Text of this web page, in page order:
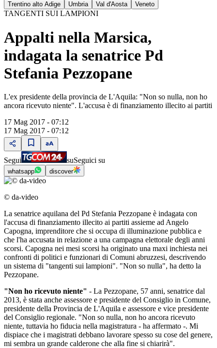
Trentino alto Adige
Umbria Val d'Aosta Veneto
TANGENTI SUI LAMPIONI
Appalti nella Marsica,
indagata la senatrice Pd
Stefania Pezzopane
L'ex presidente della provincia de L'Aquila: "Non so nulla, non ho
ancora ricevuto niente". L'accusa è di finanziamento illecito ai partiti
17 Mag 2017 - 07:12
17 Mag 2017 - 07:12
Segui suSeguici su
whatsapp discover
© da-video
La senatrice aquilana del Pd Stefania Pezzopane è indagata con
l'accusa di finanziamento illecito ai partiti assieme ad Angelo
Capogna, imprenditore che si occupa di illuminazione pubblica e
che l'ha accusata in relazione a una campagna elettorale degli anni
scorsi. Capogna nei mesi scorsi ha originato una maxi inchiesta nei
confronti di politici e funzionari di Comuni abruzzesi, descrivendo
un sistema di "tangenti sui lampioni". "Non so nulla", ha detto la
Pezzopane.
"Non ho ricevuto niente" - La Pezzopane, 57 anni, senatrice dal
2013, è stata anche assessore e presidente del Consiglio in Comune,
presidente della Provincia de L'Aquila e assessore e vice presidente
del Consiglio regionale. "Non so nulla, non ho ancora ricevuto
niente, tuttavia ho fiducia nella magistratura - ha affermato -. Mi
dispiace che i magistrati debbano lavorare spesso su cose del genere,
mi sembra un grande calderone che alla fine si chiarirà".